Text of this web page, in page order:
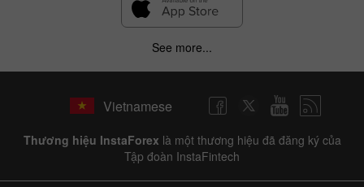
See more...
Vietnamese
Thương hiệu InstaForex là một thương hiệu đã đăng ký của
Tập đoàn InstaFintech